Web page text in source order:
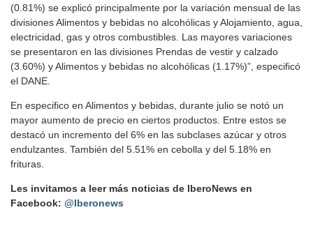
(0.81%) se explicó principalmente por la variación mensual de las
divisiones Alimentos y bebidas no alcohólicas y Alojamiento, agua,
electricidad, gas y otros combustibles. Las mayores variaciones
se presentaron en las divisiones Prendas de vestir y calzado
(3.60%) y Alimentos y bebidas no alcohólicas (1.17%)”, especificó
el DANE.
En especifico en Alimentos y bebidas, durante julio se notó un
mayor aumento de precio en ciertos productos. Entre estos se
destacó un incremento del 6% en las subclases azúcar y otros
endulzantes. También del 5.51% en cebolla y del 5.18% en
frituras.
Les invitamos a leer más noticias de IberoNews en
Facebook: @Iberonews